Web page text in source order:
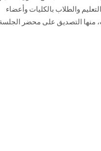
- ٢٠٢٥، بحضور وكلاء التعليم والطلاب بالكليات وأعضاء
التصديق على محضر